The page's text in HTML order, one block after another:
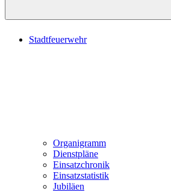
Stadtfeuerwehr
Organigramm
Dienstpläne
Einsatzchronik
Einsatzstatistik
Jubiläen